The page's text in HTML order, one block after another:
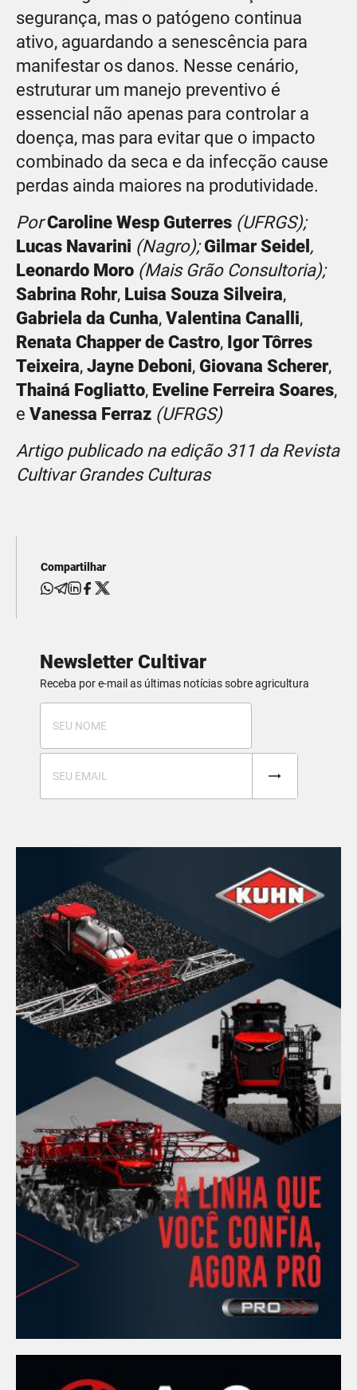
segurança, mas o patógeno continua
ativo, aguardando a senescência para
manifestar os danos. Nesse cenário,
estruturar um manejo preventivo é
essencial não apenas para controlar a
doença, mas para evitar que o impacto
combinado da seca e da infecção cause
perdas ainda maiores na produtividade.
PorCaroline Wesp Guterres (UFRGS);
Lucas Navarini (Nagro);Gilmar Seidel ,
Leonardo Moro (Mais Grão Consultoria);
Sabrina Rohr, Luisa Souza Silveira,
Gabriela da Cunha, Valentina Canalli,
Renata Chapper de Castro, Igor Tôrres
Teixeira, Jayne Deboni, Giovana Scherer,
Thainá Fogliatto, Eveline Ferreira Soares,
e Vanessa Ferraz (UFRGS)
Artigo publicado na edição 311 da Revista
Cultivar Grandes Culturas
Compartilhar
Newsletter Cultivar
Receba por e-mail as últimas notícias sobre agricultura